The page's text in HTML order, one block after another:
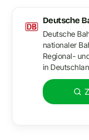
Deutsche
Deutsche
nationaler
Regional-
in